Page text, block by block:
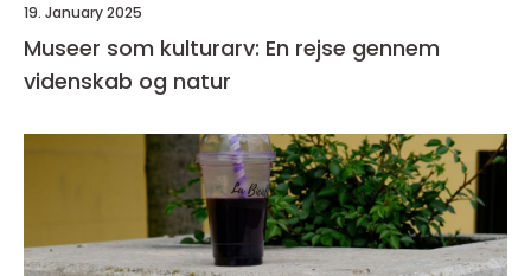
19. January 2025
Museer som kulturarv: En rejse gennem
videnskab og natur